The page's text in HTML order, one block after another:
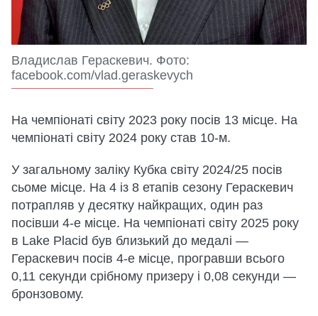
Владислав Гераскевич. Фото:
facebook.com/vlad.geraskevych
На чемпіонаті світу 2023 року посів 13 місце. На
чемпіонаті світу 2024 року став 10-м.
У загальному заліку Кубка світу 2024/25 посів
сьоме місце. На 4 із 8 етапів сезону Гераскевич
потрапляв у десятку найкращих, один раз
посівши 4-е місце. На чемпіонаті світу 2025 року
в Lake Placid був близький до медалі —
Гераскевич посів 4-е місце, програвши всього
0,11 секунди срібному призеру і 0,08 секунди —
бронзовому.